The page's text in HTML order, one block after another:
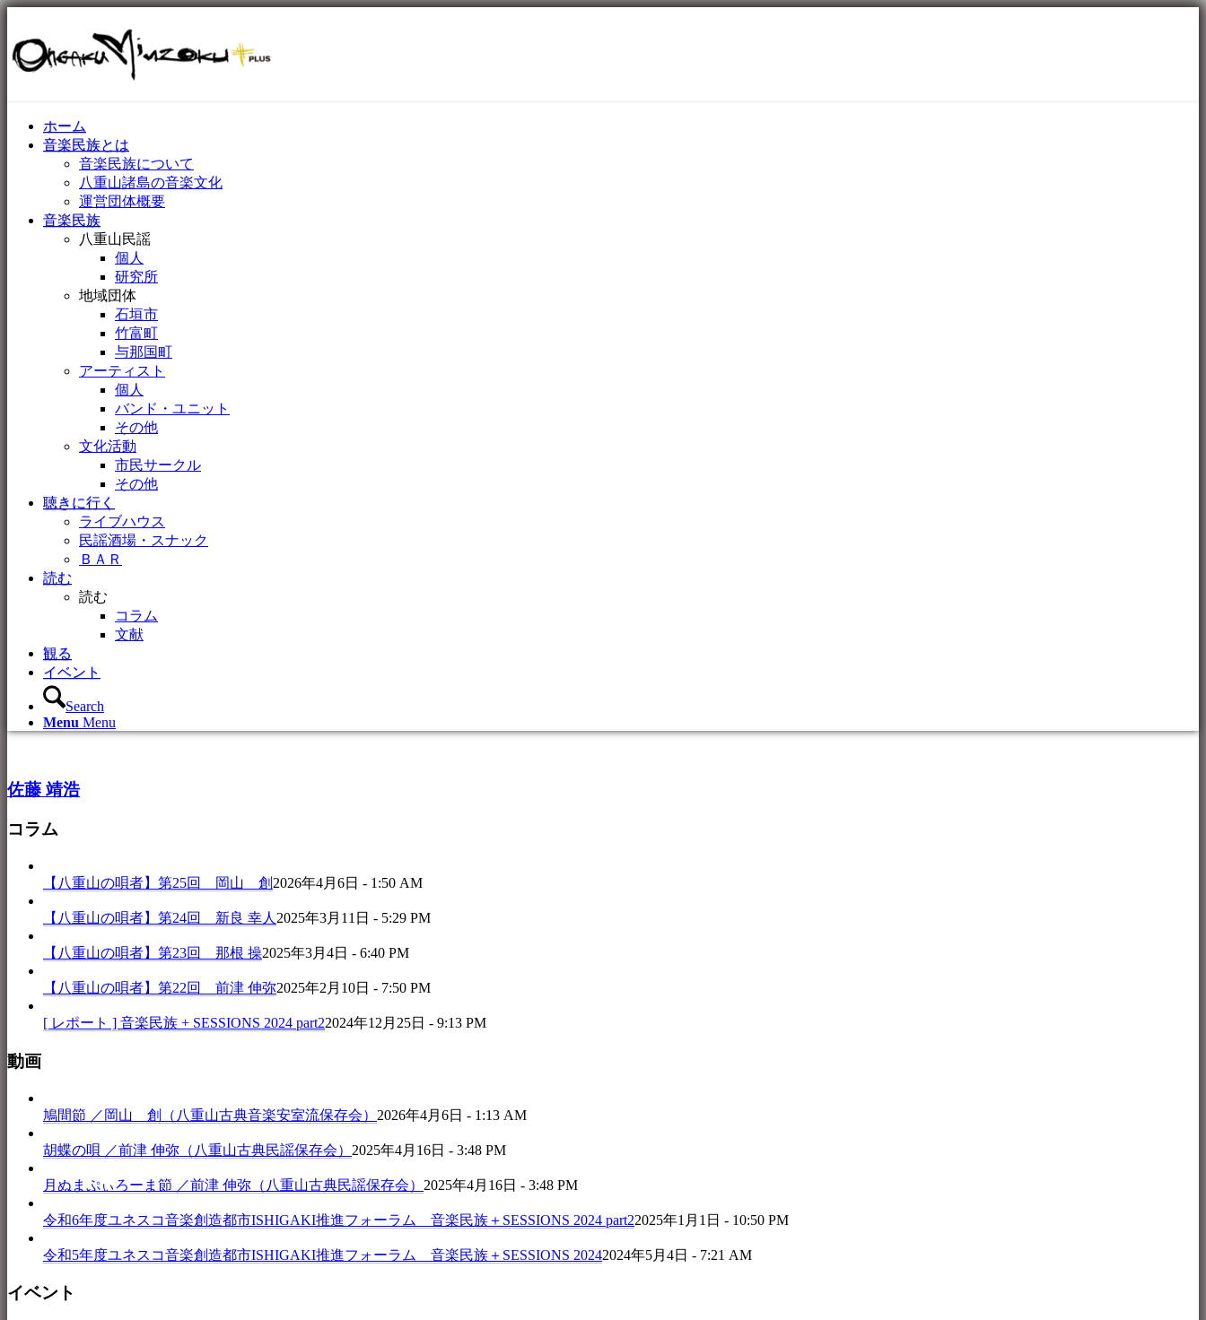
ホーム
音楽民族とは
音楽民族について
八重山諸島の音楽文化
運営団体概要
音楽民族
八重山民謡
個人
研究所
地域団体
石垣市
竹富町
与那国町
アーティスト
個人
バンド・ユニット
その他
文化活動
市民サークル
その他
聴きに行く
ライブハウス
民謡酒場・スナック
ＢＡＲ
読む
読む
コラム
文献
観る
イベント
Search
Menu Menu
佐藤 靖浩
コラム
【八重山の唄者】第25回 岡山 創 2026年4月6日 - 1:50 AM
【八重山の唄者】第24回 新良 幸人 2025年3月11日 - 5:29 PM
【八重山の唄者】第23回 那根 操2025年3月4日 - 6:40 PM
【八重山の唄者】第22回 前津 伸弥2025年2月10日 - 7:50 PM
[ レポート ] 音楽民族 + SESSIONS 2024 part22024年12月25日 - 9:13 PM
動画
鳩間節 ／岡山 創（八重山古典音楽安室流保存会） 2026年4月6日 - 1:13 AM
胡蝶の唄 ／前津 伸弥（八重山古典民謡保存会） 2025年4月16日 - 3:48 PM
月ぬまぷぃろーま節 ／前津 伸弥（八重山古典民謡保存会） 2025年4月16日 - 3:48 PM
令和6年度ユネスコ音楽創造都市ISHIGAKI推進フォーラム 音楽民族＋SESSIONS 2024 part22025年1月1日 - 10:50 PM
令和5年度ユネスコ音楽創造都市ISHIGAKI推進フォーラム 音楽民族＋SESSIONS 20242024年5月4日 - 7:21 AM
イベント